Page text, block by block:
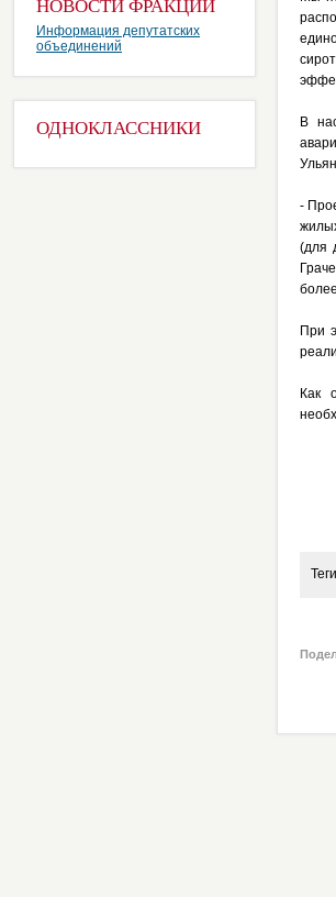
НОВОСТИ ФРАКЦИЙ
Информация депутатских
объединений
ОДНОКЛАССНИКИ
В
-
(для
При
Как